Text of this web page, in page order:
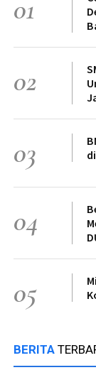
01
02
03
04
05
BERITA